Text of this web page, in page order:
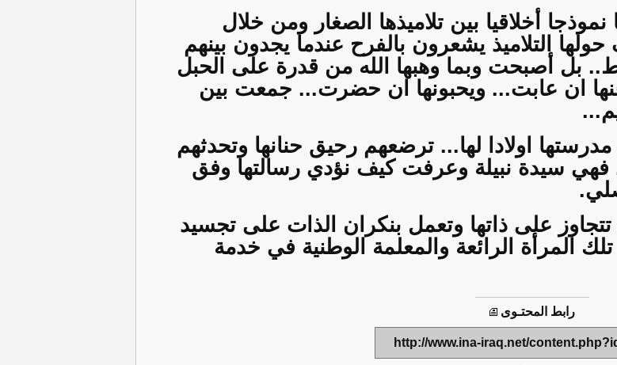
أخلاقيا بين تلاميذها الصغار ومن خلال
التلاميذ يشعرون بالفرح عندما يجدون بينهم
بل أصبحت وبما وهبها الله من قدرة على الحبل
ان عابت... ويحبونها ان حضرت... جمعت بين
اولادا لها... ترضعهم رحيق حنانها وتحدثهم
فهي سيدة نبيلة وعرفت كيف نؤدي رسالتها وفق
على ذاتها وتعمل بنكران الذات على تجسيد
المرأة الرائعة والمعلمة الوطنية في خدمة
رابط المحتـوى
http://www.ina-iraq.net/